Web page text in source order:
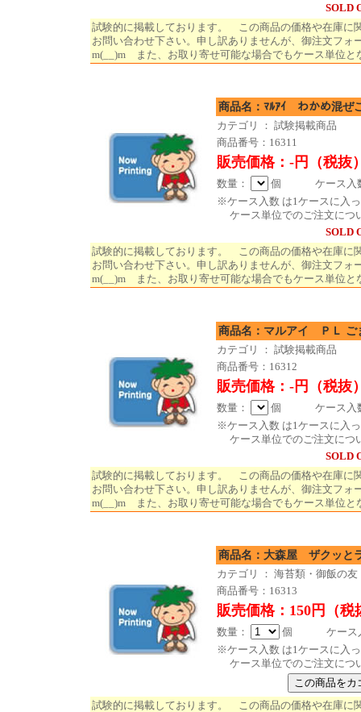
SOLD
試験的に掲載しております。 この商品の価格や在庫に
お問い合わせ下さい。申し訳ありませんが、御注文フォ
m(__)m また、お取り寄せ可能な場合でもケース単位と
商品名：ﾏﾙｱｲ わかめ混
カテゴリ ： 試験掲載商品
商品番号：16311
販売価格：-円（税抜
数量：
個 ケース入数
※ケース入数 は1ケースに入
ケース単位でのご注文につ
SOLD
試験的に掲載しております。 この商品の価格や在庫に
お問い合わせ下さい。申し訳ありませんが、御注文フォ
m(__)m また、お取り寄せ可能な場合でもケース単位と
商品名：マルアイ ＰＬ ご
カテゴリ ： 試験掲載商品
商品番号：16312
販売価格：-円（税抜
数量：
個 ケース入数
※ケース入数 は1ケースに入
ケース単位でのご注文につ
SOLD
試験的に掲載しております。 この商品の価格や在庫に
お問い合わせ下さい。申し訳ありませんが、御注文フォ
m(__)m また、お取り寄せ可能な場合でもケース単位と
商品名：大森屋 ザクッと
カテゴリ ： 海苔類・御飯の友
商品番号：16313
販売価格：150円（税
数量：
個 ケース入
※ケース入数 は1ケースに入
ケース単位でのご注文につ
試験的に掲載しております。 この商品の価格や在庫に